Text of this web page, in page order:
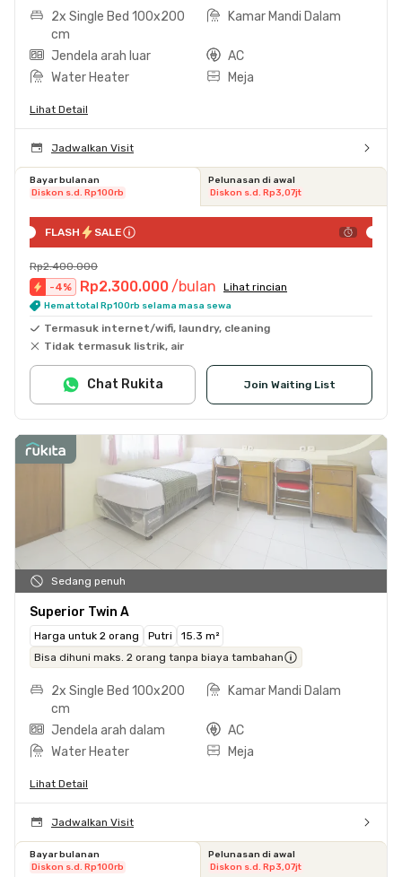
2x Single Bed 100x200
cm
Kamar Mandi Dalam
Jendela arah luar
AC
Water Heater
Meja
Lihat Detail
Jadwalkan Visit
Bayar bulanan
Diskon s.d. Rp100rb
Pelunasan di awal
Diskon s.d. Rp3,07jt
FLASH SALE
Rp2.400.000
-4% Rp2.300.000 /bulan Lihat rincian
Hemat total Rp100rb selama masa sewa
Termasuk internet/wifi, laundry, cleaning
Tidak termasuk listrik, air
Join Waiting List
Chat Rukita
Sedang penuh
Superior Twin A
Harga untuk 2 orang Putri
15.3 m²
Bisa dihuni maks. 2 orang tanpa biaya tambahan
2x Single Bed 100x200
cm
Kamar Mandi Dalam
Jendela arah dalam
AC
Water Heater
Meja
Lihat Detail
Jadwalkan Visit
Bayar bulanan
Diskon s.d. Rp100rb
Pelunasan di awal
Diskon s.d. Rp3,07jt